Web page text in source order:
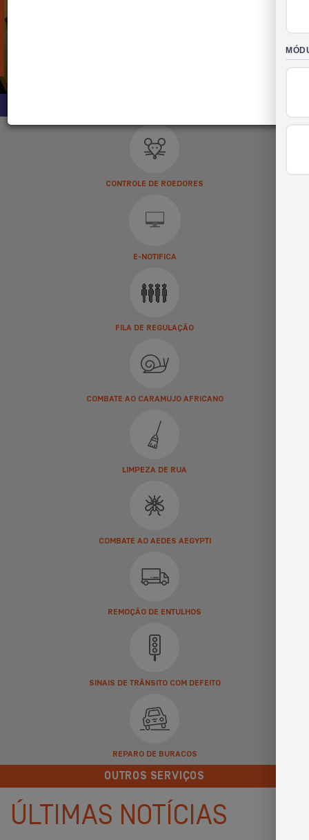
CONTROLE DE ROEDORES
E-NOTIFICA
FILA DE REGULAÇÃO
COMBATE AO CARAMUJO AFRICANO
LIMPEZA DE RUA
COMBATE AO AEDES AEGYPTI
REMOÇÃO DE ENTULHOS
SINAIS DE TRÂNSITO COM DEFEITO
REPARO DE BURACOS
OUTROS SERVIÇOS
ÚLTIMAS NOTÍCIAS